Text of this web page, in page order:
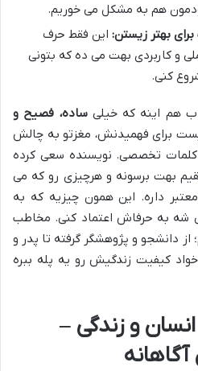
هم به مشکل می خوریم.
بهتر زیستن: این فقط حرف
و کاربردی بهت می ده که بتونی
کنی.
هم اینه که خیلیساده، فصیح و
برای فهمیدنش، مغزتو به چالش
تخصصی. نویسنده سعی کرده
بهت برسونه و هرچیزی رو که می
داره. این همون چیزیه که به
شه به حرفاش اعتماد کنی. مخاطب
دانشجو و پژوهشگر گرفته تا پدر و
کیفیت زندگیش رو یه پله ببره
و زندگی –